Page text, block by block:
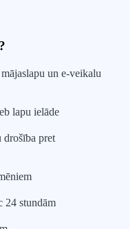
un e-veikalu
lapu ielāde
drošība pret
24 stundām